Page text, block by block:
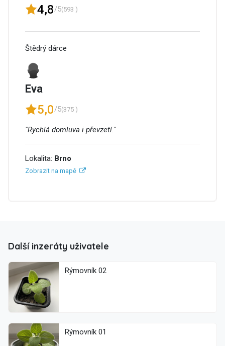
4,8/5(593 )
Štědrý dárce
Eva
5,0/5(375 )
"Rychlá domluva i převzetí."
Lokalita: Brno
Zobrazit na mapě
Další inzeráty uživatele
Rýmovník 02
Rýmovník 01